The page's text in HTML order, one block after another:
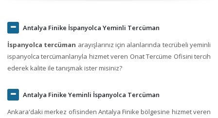
Antalya Finike İspanyolca Yeminli Tercüman
İspanyolca tercüman arayışlarınız için alanlarında tecrübeli yeminli
ispanyolca tercümanlarıyla hizmet veren Onat Tercüme Ofisini tercih
ederek kalite ile tanışmak ister misiniz?
Antalya Finike Yeminli İspanyolca Tercüman
Ankara'daki merkez ofisinden Antalya Finike bölgesine hizmet veren